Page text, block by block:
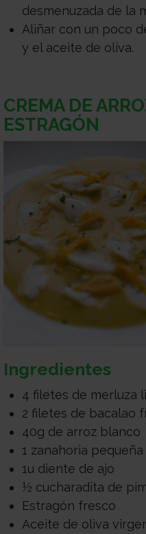
desmenuzada de la
Aliñar con un poco
y el aceite de oliva.
CREMA DE
ESTRAGÓN
Ingredientes
4 filetes de merluza
2 filetes de bacalao
40g de arroz blanco
1 zanahoria pequeña
1u diente de ajo
½ cucharadita de
Estragón fresco
Aceite de oliva